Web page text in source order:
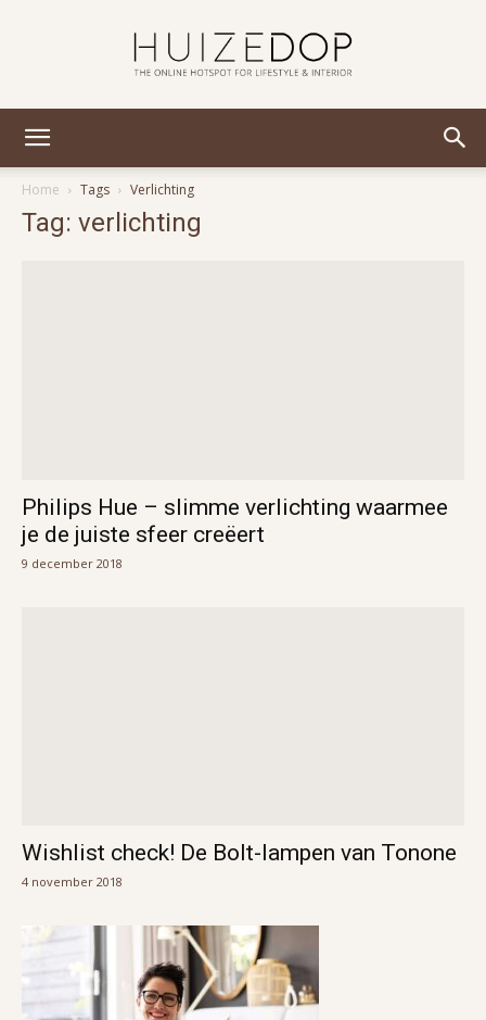
Home
Tags Verlichting
Tag: verlichting
Philips Hue – slimme verlichting waarmee
je de juiste sfeer creëert
9 december 2018
Wishlist check! De Bolt-lampen van Tonone
4 november 2018